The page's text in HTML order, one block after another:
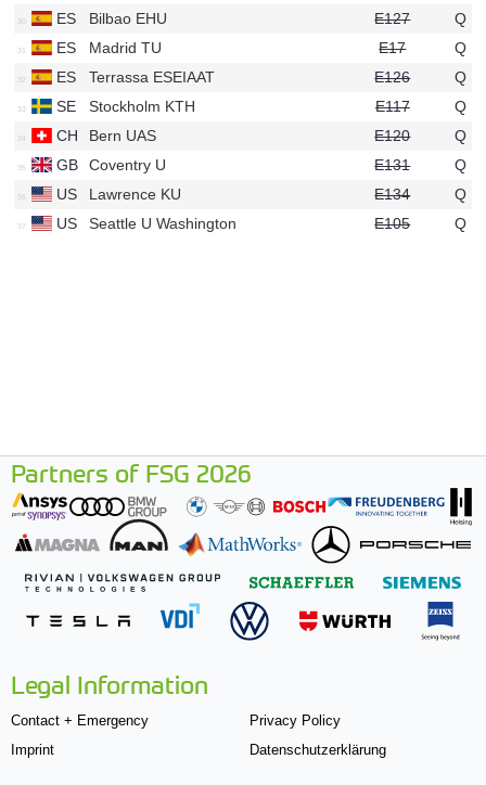
ES
Bilbao EHU E127
Q
ES
Madrid TU E17
Q
ES
Terrassa ESEIAAT E126
Q
SE
Stockholm KTH E117
Q
CH
Bern UAS E120
Q
GB
Coventry U E131
Q
US
Lawrence KU E134
Q
US
Seattle U Washington E105 Q
Partners of FSG 2026
Legal Information
Contact + Emergency
Imprint
Privacy Policy
Datenschutzerklärung